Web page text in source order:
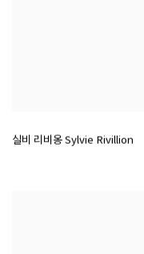
실비 리비옹 Sylvie Rivillion